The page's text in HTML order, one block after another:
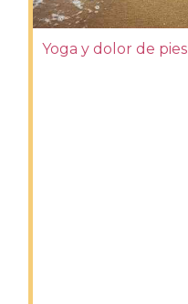
Yoga y dolor de pies